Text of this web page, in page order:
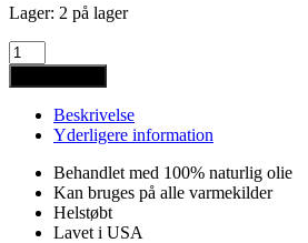
Lager: 2 på lager
Panini
Presse
20,9
LPP3
quantity
Beskrivelse
Yderligere information
Behandlet med 100% naturlig olie
Kan bruges på alle varmekilder
Helstøbt
Lavet i USA